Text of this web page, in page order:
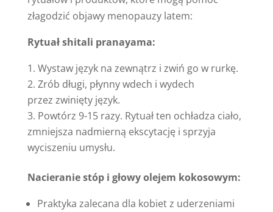
złagodzić objawy menopauzy latem:
Rytuał shitali pranayama:
Wystaw język na zewnątrz i zwiń go w rurkę.
Zrób długi, płynny wdech i wydech
przez zwinięty język.
Powtórz 9-15 razy. Rytuał ten ochładza ciało,
zmniejsza nadmierną ekscytację i sprzyja
wyciszeniu umysłu.
Nacieranie stóp i głowy olejem kokosowym:
Praktyka zalecana dla kobiet z uderzeniami